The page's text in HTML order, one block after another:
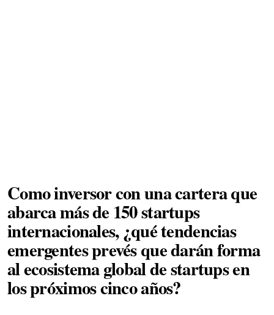
Como inversor con una cartera que
abarca más de 150 startups
internacionales, ¿qué tendencias
emergentes prevés que darán forma
al ecosistema global de startups en
los próximos cinco años?